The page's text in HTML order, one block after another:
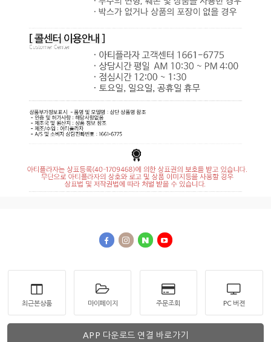
최근본상품 마이페이지 주문조회 PC 버젼
APP 다운로드 연결 바로가기